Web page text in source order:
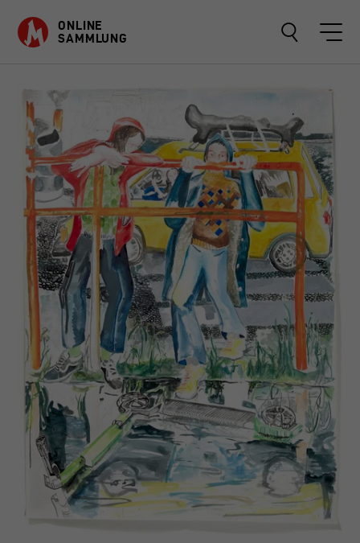
ONLINE
SAMMLUNG
OBJEKTE
SAMMLUNGEN
ÜBER
FAVORITEN
FACEBOOK
INSTAGRAM
LINKEDIN
KONTAKT
IMPRESSUM
DATENSCHUTZ